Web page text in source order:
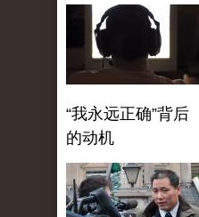
“我永远正确”背后
的动机